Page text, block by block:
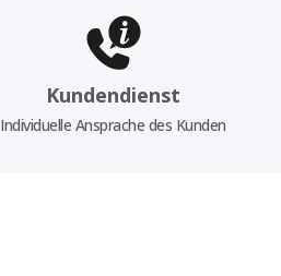
Kundendienst
Individuelle Ansprache des Kunden